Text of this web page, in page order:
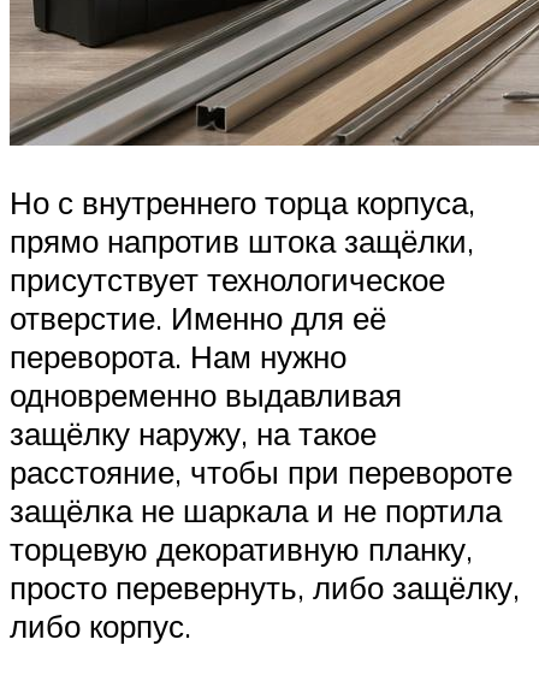
Но с внутреннего торца корпуса,
прямо напротив штока защёлки,
присутствует технологическое
отверстие. Именно для её
переворота. Нам нужно
одновременно выдавливая
защёлку наружу, на такое
расстояние, чтобы при перевороте
защёлка не шаркала и не портила
торцевую декоративную планку,
просто перевернуть, либо защёлку,
либо корпус.